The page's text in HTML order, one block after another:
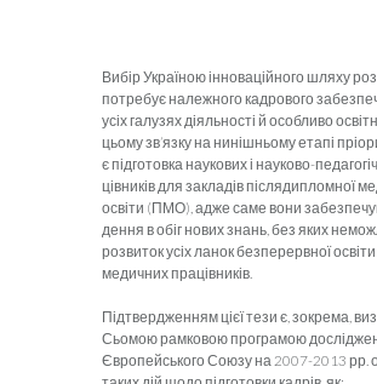
Вибір Україною інноваційного шляху
потребує належного кадрового
усіх галузях діяльності й особливо
цьому зв’язку на нинішньому етапі
є підготовка наукових і науково-
цівників для закладів післядипломної
освіти (ПМО), адже саме вони
дення в обіг нових знань, без яких
розвиток усіх ланок безперервної освіти
медичних працівників.
Підтвердженням цієї тези є, зокрема,
Сьо­мою рамковою програмою
Європейського Союзу на 2007-2013 рр.